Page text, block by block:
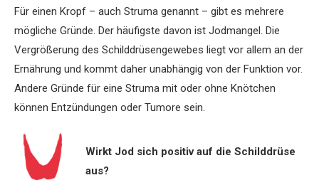
Für einen Kropf – auch Struma genannt – gibt es mehrere
mögliche Gründe. Der häufigste davon ist Jodmangel. Die
Vergrößerung des Schilddrüsengewebes liegt vor allem an der
Ernährung und kommt daher unabhängig von der Funktion vor.
Andere Gründe für eine Struma mit oder ohne Knötchen
können Entzündungen oder Tumore sein.
Wirkt Jod sich positiv auf die ­Schilddrüse
aus?